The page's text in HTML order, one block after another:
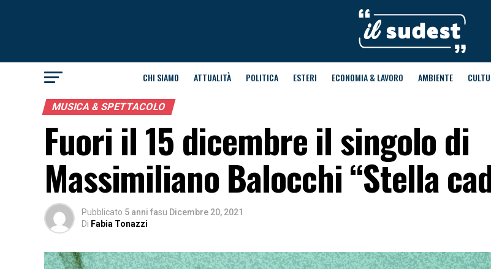
CHI SIAMO ATTUALITÀ POLITICA ESTERI ECONOMIA & LAVORO AMBIENTE
MUSICA & SPETTACOLO
Fuori il 15 dicembre il singolo di
Massimiliano Balocchi “Stella
Pubblicato 5 anni fasu Dicembre 20, 2021
Di Fabia Tonazzi